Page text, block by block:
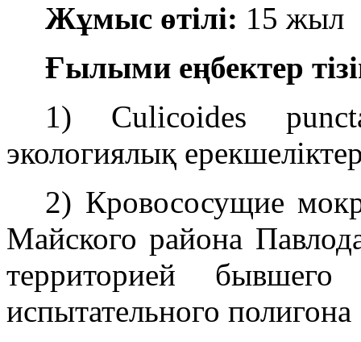
Жұмыс өтілі: 15 жыл
Ғылыми еңбектер
1) Culicoides
экологиялық
2) Кровососущие
Майского района
территорией бывшего
испытательного полигона